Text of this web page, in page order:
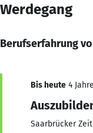
Werdegang
Berufserfahrung
Bis heute 4
Saarbrücker